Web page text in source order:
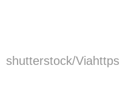
shutterstock/